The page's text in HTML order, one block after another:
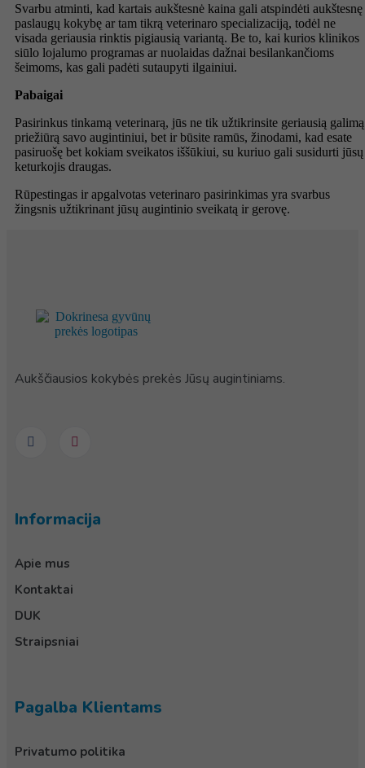
Svarbu atminti, kad kartais aukštesnė kaina gali atspindėti aukštesnę
paslaugų kokybę ar tam tikrą veterinaro specializaciją, todėl ne
visada geriausia rinktis pigiausią variantą. Be to, kai kurios klinikos
siūlo lojalumo programas ar nuolaidas dažnai besilankančioms
šeimoms, kas gali padėti sutaupyti ilgainiui.
Pabaigai
Pasirinkus tinkamą veterinarą, jūs ne tik užtikrinsite geriausią galimą
priežiūrą savo augintiniui, bet ir būsite ramūs, žinodami, kad esate
pasiruošę bet kokiam sveikatos iššūkiui, su kuriuo gali susidurti jūsų
keturkojis draugas.
Rūpestingas ir apgalvotas veterinaro pasirinkimas yra svarbus
žingsnis užtikrinant jūsų augintinio sveikatą ir gerovę.
Aukščiausios kokybės prekės Jūsų augintiniams.
Informacija
Apie mus
Kontaktai
DUK
Straipsniai
Pagalba Klientams
Privatumo politika